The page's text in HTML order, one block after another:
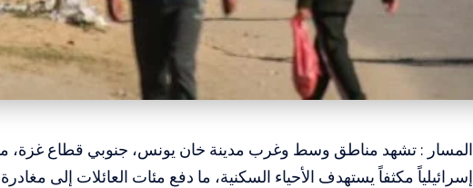
المسار : تشهد مناطق وسط وغرب مدينة خان يونس، جنوبي قطاع غزة،
إسرائيلياً مكثفاً يستهدف الأحياء السكنية، ما دفع مئات العائلات إلى